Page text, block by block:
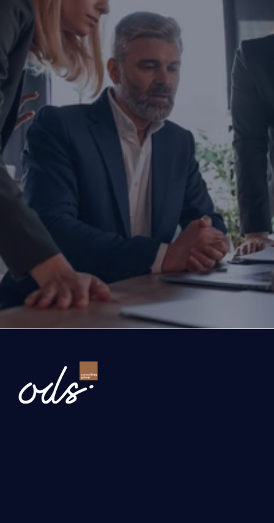
İşletmenizi dönüştürmeye
Yatırım yapmayı, büyümeyi ya da ihracatınızı
düşünüyorsanız doğru zamanda, doğru iş
Bugün attığınız adım, şirketinizin geleceğini
Gelin, şirketinizin önündeki fırsatları ve büyüme
birlikte değerlendirelim.
İşletmenizi dönüştürelim